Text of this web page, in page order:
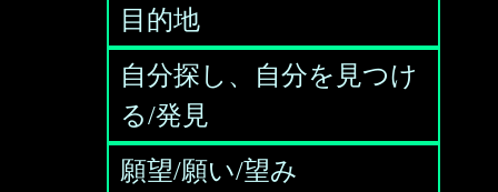
目的地
自分探し、自分を見つけ
る/発見
願望/願い/望み